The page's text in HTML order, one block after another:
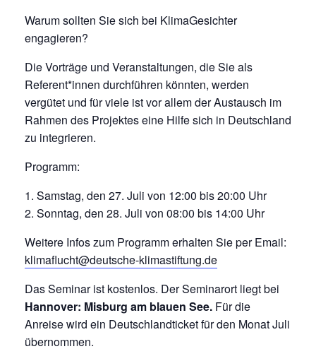
Warum sollten Sie sich bei KlimaGesichter
engagieren?
Die Vorträge und Veranstaltungen, die Sie als
Referent*innen durchführen könnten, werden
vergütet und für viele ist vor allem der Austausch im
Rahmen des Projektes eine Hilfe sich in Deutschland
zu integrieren.
Programm:
Samstag, den 27. Juli von 12:00 bis 20:00 Uhr
Sonntag, den 28. Juli von 08:00 bis 14:00 Uhr
Weitere Infos zum Programm erhalten Sie per Email:
klimaflucht@deutsche-klimastiftung.de
Das Seminar ist kostenlos. Der Seminarort liegt bei
Hannover: Misburg am blauen See. Für die
Anreise wird ein Deutschlandticket für den Monat Juli
übernommen.